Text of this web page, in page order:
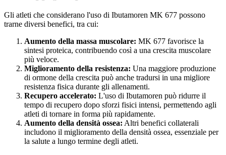
Gli atleti che considerano l'uso di Ibutamoren MK 677 possono
trarne diversi benefici, tra cui:
Aumento della massa muscolare: MK 677 favorisce la
sintesi proteica, contribuendo così a una crescita muscolare
più veloce.
Miglioramento della resistenza: Una maggiore produzione
di ormone della crescita può anche tradursi in una migliore
resistenza fisica durante gli allenamenti.
Recupero accelerato: L'uso di Ibutamoren può ridurre il
tempo di recupero dopo sforzi fisici intensi, permettendo agli
atleti di tornare in forma più rapidamente.
Aumento della densità ossea: Altri benefici collaterali
includono il miglioramento della densità ossea, essenziale per
la salute a lungo termine degli atleti.